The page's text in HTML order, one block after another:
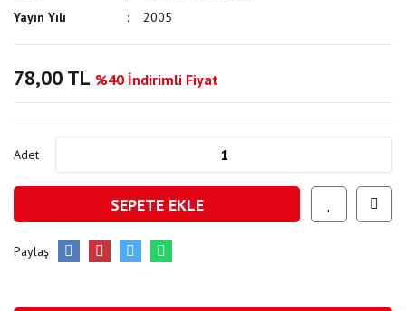
Yayın Yılı
2005
78,00 TL %40 İndirimli Fiyat
Adet
SEPETE EKLE
Paylaş